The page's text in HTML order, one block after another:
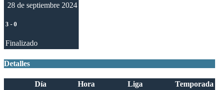
28 de septiembre 2024
3 - 0
Finalizado
Detalles
Día Hora Liga
Temporada